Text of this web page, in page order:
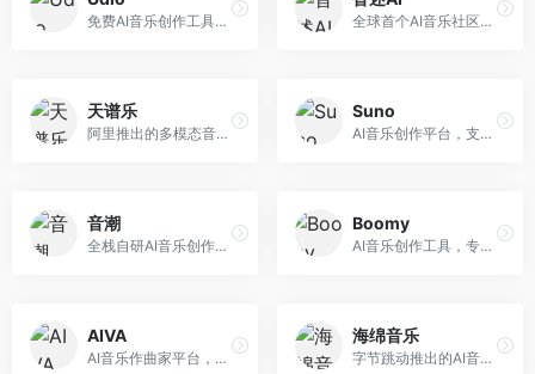
免费AI音乐创作工具，专注于高质量音乐生成。面向音乐创作者和内容制作者，支持多种音乐风格生成，音质专业，创作自由度高，适合专业音乐制作场景。 全球首个AI音乐社区平台，整合创作与分享功能。面向音乐创作者和爱好者，提供音乐创作、作品分享、社区交流等服务，社区氛围活跃。
天谱乐
阿里推出的多模态音乐生成平台，整合音频与文本理解能力。面向内容创作者，支持歌词生成、旋律创作、音乐编辑等服务，与阿里生态深度整合。
Suno
AI音乐创作平台，支持通过文字描述生成完整歌曲，包含歌词、旋律和人声。面向音乐爱好者、内容创作者和独立音乐人，操作门槛低，创作速度快，支持多种音乐风格，为音乐创作带来全新可能。
音潮
全栈自研AI音乐创作平台，支持从创作到发布的完整流程。面向独立音乐人和音乐工作室，提供作词作曲、编曲混音、音乐发布等服务，创作工具专业。
Boomy
AI音乐创作工具，专注于快速音乐生成与发布。面向音乐爱好者和业余创作者，支持一键生成原创音乐，可直接发布到音乐平台，创作门槛低。
AIVA
AI音乐作曲家平台，专注于古典和影视配乐创作。面向影视制作人和游戏开发者，提供原创音乐生成、配乐定制等服务，音乐风格专业，适合影视游戏配乐。
海绵音乐
字节跳动推出的AI音乐创作平台，支持多风格音乐生成。面向内容创作者和音乐爱好者，提供歌词创作、旋律生成、编曲制作等服务，创作效率高，适合短视频配乐。